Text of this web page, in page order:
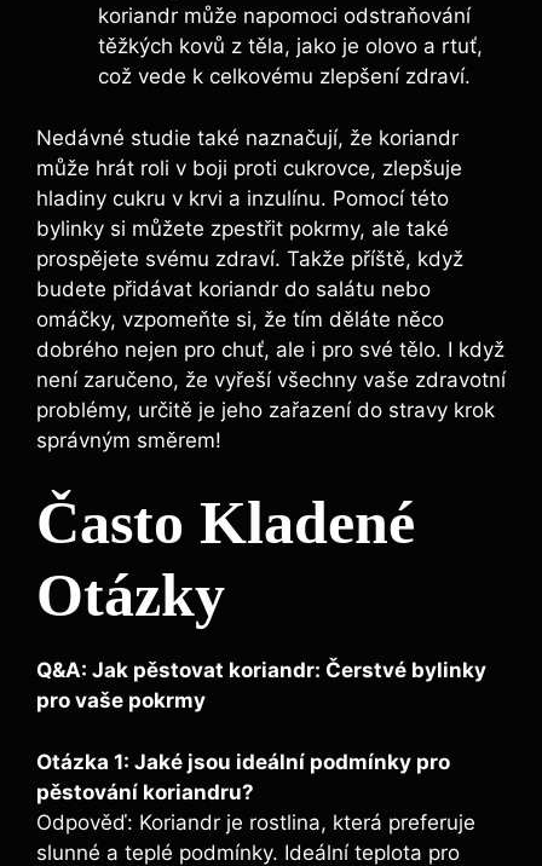
koriandr může napomoci odstraňování
těžkých kovů z těla, jako je olovo a rtuť,
což vede k celkovému zlepšení zdraví.
Nedávné studie také naznačují, že koriandr
může hrát roli v boji proti cukrovce, zlepšuje
hladiny cukru v krvi a inzulínu. Pomocí této
bylinky si můžete zpestřit pokrmy, ale také
prospějete svému zdraví. Takže příště, když
budete přidávat koriandr do salátu nebo
omáčky, vzpomeňte si, že tím děláte něco
dobrého nejen pro chuť, ale i pro své tělo. I když
není zaručeno, že vyřeší všechny vaše zdravotní
problémy, určitě je jeho zařazení do stravy krok
správným směrem!
Často Kladené
Otázky
Q&A: Jak pěstovat koriandr: Čerstvé bylinky
pro vaše pokrmy
Otázka 1: Jaké jsou ideální podmínky pro
pěstování koriandru?
Odpověď: Koriandr je rostlina, která preferuje
slunné a teplé podmínky. Ideální teplota pro